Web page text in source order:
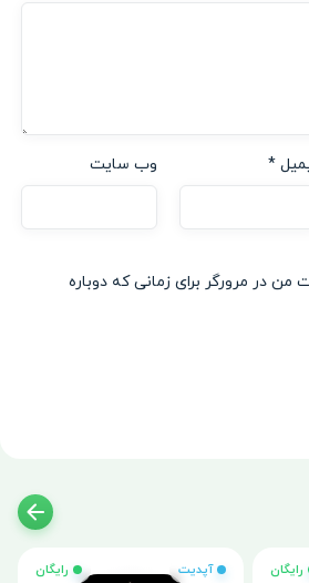
* وب‌ سایت
من در مرورگر برای زمانی که دوباره
رایگان آپدیت رایگان